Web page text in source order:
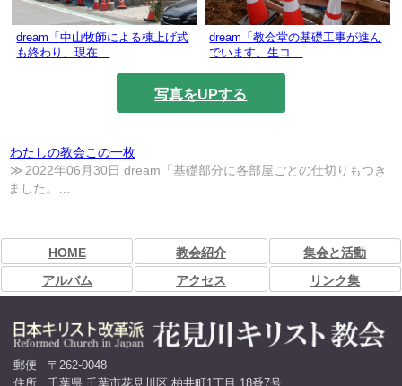
dream「中山牧師による棟上げ式
も終わり、現在…
dream「教会堂の基礎工事が進ん
でいます。生コ…
写真をUPする
わたしの教会この一枚
2022年06月30日 dream「基礎部分に各部屋ごとの仕切りもつき
ました。…
HOME 教会紹介
集会と活動
アルバム
アクセス リンク集
郵便
〒262-0048
住所
千葉県 千葉市花見川区 柏井町1丁目 18番7号